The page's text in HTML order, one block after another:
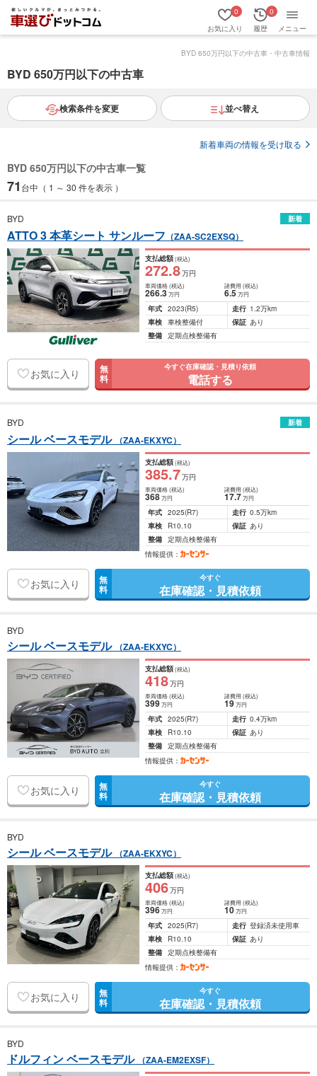
お気に入り
0
履歴
0
メニュー
BYD 650万円以下の中古車・中古車情報
BYD 650万円以下の中古車
検索条件を変更 並べ替え
新着車両の情報を受け取る
BYD 650万円以下の中古車一覧
71 台中（ 1 ～ 30 件を表示 ）
BYD 新着
ATTO 3 本革シート サンルーフ （ZAA-SC2EXSQ）
支払総額(税込)
272.8万円
車両価格(税込)
266.3万円
諸費用 (税込)
6.5 万円
年式 2023(R5) 走行 1.2万km
車検 車検整備付 保証 あり
整備 定期点検整備有
お気に入り 無
料
今すぐ在庫確認・見積り依頼
電話する
BYD 新着
シール ベースモデル （ZAA-EKXYC）
支払総額(税込)
385.7万円
車両価格(税込)
368万円
諸費用 (税込)
17.7 万円
年式 2025(R7) 走行 0.5万km
車検
R10.10 保証 あり
整備 定期点検整備有
情報提供：
お気に入り 無
料
今すぐ
在庫確認・見積依頼
BYD
シール ベースモデル （ZAA-EKXYC）
支払総額(税込)
418万円
車両価格(税込)
399万円
諸費用 (税込)
19 万円
年式 2025(R7) 走行 0.4万km
車検
R10.10 保証 あり
整備 定期点検整備有
情報提供：
お気に入り 無
料
今すぐ
在庫確認・見積依頼
BYD
シール ベースモデル （ZAA-EKXYC）
支払総額(税込)
406万円
車両価格(税込)
396万円
諸費用 (税込)
10 万円
年式 2025(R7) 走行 登録済未使用車
車検
R10.10 保証 あり
整備 定期点検整備有
情報提供：
お気に入り 無
料
今すぐ
在庫確認・見積依頼
BYD
ドルフィン ベースモデル （ZAA-EM2EXSF）